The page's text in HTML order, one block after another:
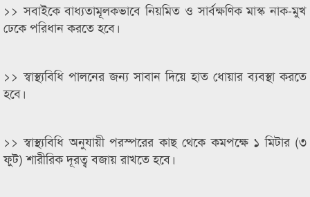
>> সবাইকে বাধ্যতামূলকভাবে নিয়মিত ও সার্বক্ষণিক মাস্ক নাক-মুখ
ঢেকে পরিধান করতে হবে।
>> স্বাস্থ্যবিধি পালনের জন্য সাবান দিয়ে হাত ধোয়ার ব্যবস্থা করতে
হবে।
>> স্বাস্থ্যবিধি অনুযায়ী পরস্পরের কাছ থেকে কমপক্ষে ১ মিটার (৩
ফুট) শারীরিক দূরত্ব বজায় রাখতে হবে।